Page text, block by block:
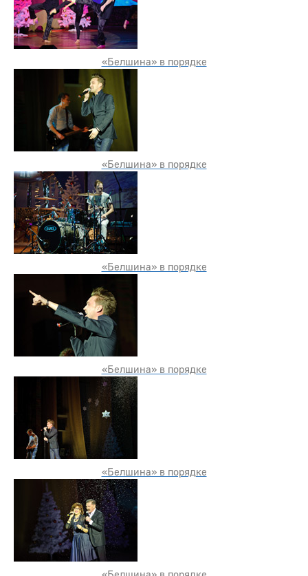
«Белшина» в порядке
«Белшина» в порядке
«Белшина» в порядке
«Белшина» в порядке
«Белшина» в порядке